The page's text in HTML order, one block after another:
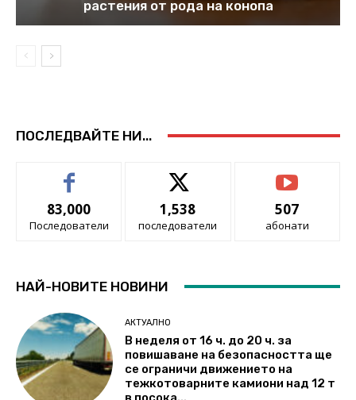
растения от рода на конопа
ПОСЛЕДВАЙТЕ НИ...
83,000
Последователи
1,538
последователи
507
абонати
НАЙ-НОВИТЕ НОВИНИ
АКТУАЛНО
В неделя от 16 ч. до 20 ч. за
повишаване на безопасността ще
се ограничи движението на
тежкотоварните камиони над 12 т